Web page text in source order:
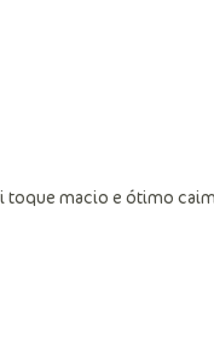
toque macio e ótimo